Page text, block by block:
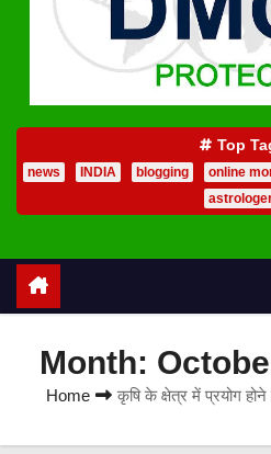
Top
news INDIA blogging online
Month:
Home कृषि के क्षेत्र में प्रयोग